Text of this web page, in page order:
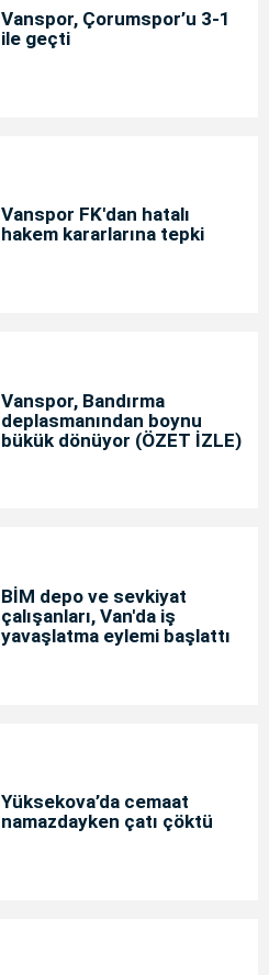
Vanspor, Çorumspor’u 3-1
ile geçti
Vanspor FK'dan hatalı
hakem kararlarına tepki
Vanspor, Bandırma
deplasmanından boynu
bükük dönüyor (ÖZET İZLE)
BİM depo ve sevkiyat
çalışanları, Van'da iş
yavaşlatma eylemi başlattı
Yüksekova’da cemaat
namazdayken çatı çöktü